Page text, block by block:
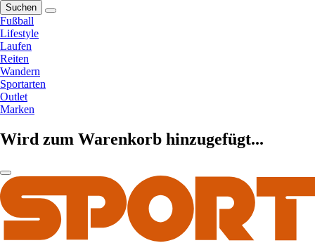
Suchen
Fußball
Lifestyle
Laufen
Reiten
Wandern
Sportarten
Outlet
Marken
Wird zum Warenkorb hinzugefügt...